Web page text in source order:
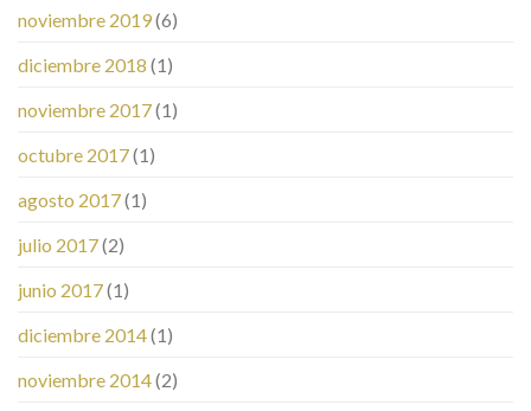
noviembre 2019(6)
diciembre 2018 (1)
noviembre 2017(1)
octubre 2017(1)
agosto 2017(1)
julio 2017(2)
junio 2017(1)
diciembre 2014(1)
noviembre 2014(2)